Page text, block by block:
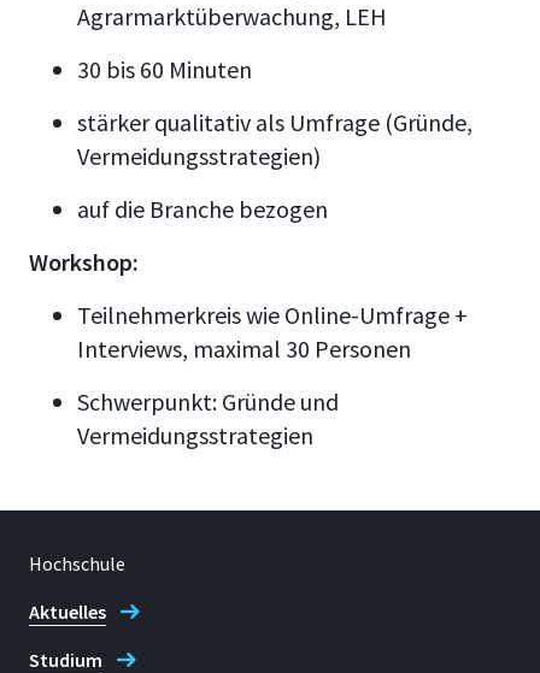
Agrarmarktüberwachung, LEH
30 bis 60 Minuten
stärker qualitativ als Umfrage (Gründe,
Vermeidungsstrategien)
auf die Branche bezogen
Workshop:
Teilnehmerkreis wie Online-Umfrage +
Interviews, maximal 30 Personen
Schwerpunkt: Gründe und
Vermeidungsstrategien
Hochschule
Aktuelles
Studium